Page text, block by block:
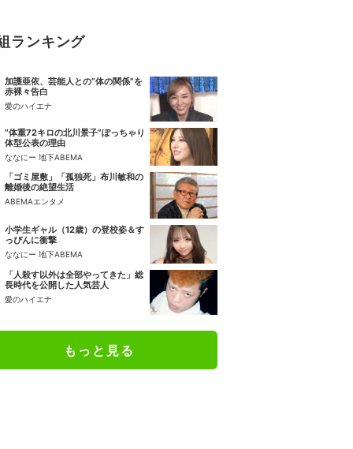
ランキング
加護亜依、芸能人との“体の関係”を
赤裸々告白
愛のハイエナ
“体重72キロの北川景子”ぽっちゃり
体型公表の理由
ななにー 地下ABEMA
「ゴミ屋敷」「孤独死」布川敏和の
離婚後の絶望生活
ABEMAエンタメ
小学生ギャル（12歳）の登校姿＆す
っぴんに衝撃
ななにー 地下ABEMA
「人殺す以外は全部やってきた」総
長時代を公開した人気芸人
愛のハイエナ
もっと見る